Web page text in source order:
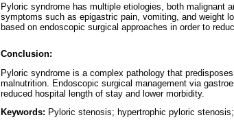
Pyloric syndrome has multiple etiologies, both malignant
symptoms such as epigastric pain, vomiting, and weight
based on endoscopic surgical approaches in order to
Conclusion:
Pyloric syndrome is a complex pathology that
malnutrition. Endoscopic surgical management via
reduced hospital length of stay and lower morbidity.
Keywords: Pyloric stenosis; hypertrophic pyloric